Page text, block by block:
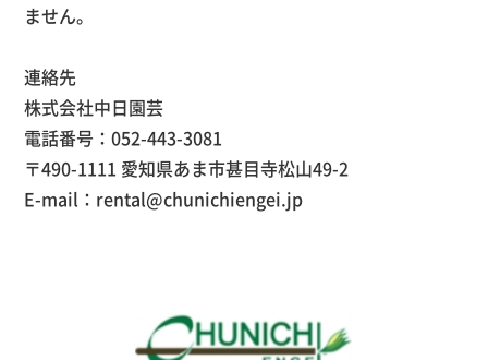
ません。
連絡先
株式会社中日園芸
電話番号：052-443-3081
〒490-1111 愛知県あま市甚目寺松山49-2
E-mail：rental@chunichiengei.jp